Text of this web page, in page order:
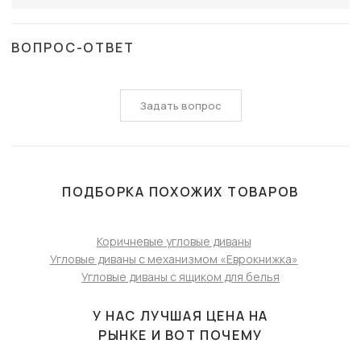
ВОПРОС-ОТВЕТ
Задать вопрос
ПОДБОРКА ПОХОЖИХ ТОВАРОВ
Коричневые угловые диваны
Угловые диваны с механизмом «Еврокнижка»
Угловые диваны с ящиком для белья
У НАС ЛУЧШАЯ ЦЕНА НА
РЫНКЕ И ВОТ ПОЧЕМУ